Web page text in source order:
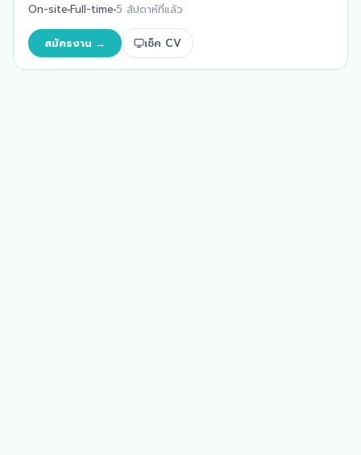
On-site Full-time 5 สัปดาห์ที่แล้ว
สมัครงาน → เช็ค CV